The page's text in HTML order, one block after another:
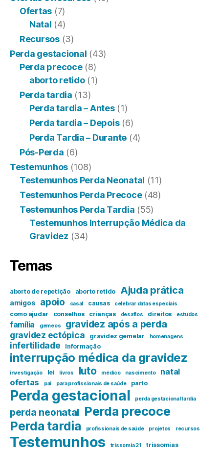
Ofertas (7)
Natal (4)
Recursos(3)
Perda gestacional (43)
Perda precoce(8)
aborto retido(1)
Perda tardia (13)
Perda tardia – Antes(1)
Perda tardia – Depois(6)
Perda Tardia – Durante (4)
Pós-Perda (6)
Testemunhos (108)
Testemunhos Perda Neonatal (11)
Testemunhos Perda Precoce(48)
Testemunhos Perda Tardia (55)
Testemunhos Interrupção Médica da
Gravidez (34)
Temas
aborto de repetição aborto retido Ajuda prática
amigos apoio casal causas celebrar datas especiais
como ajudar conselhos crianças desafios direitos estudos
família gemeos gravidez após a perda
gravidez ectópica gravidez gemelar homenagens
infertilidade Informação
interrupção médica da gravidez
investigação lei livros luto médico nascimento natal
ofertas pai para profissionais de saúde parto
Perda gestacional perda gestacional tardia
perda neonatal Perda precoce
Perda tardia
profissionais de saúde projetos recursos
Testemunhos trissomia 21 trissomias